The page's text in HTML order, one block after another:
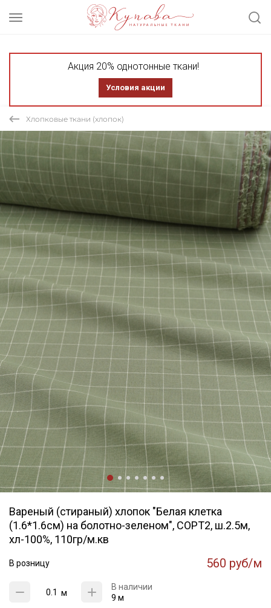
Акция 20% однотонные ткани!
Условия акции
Хлопковые ткани (хлопок)
Вареный (стираный) хлопок "Белая клетка
(1.6*1.6см) на болотно-зеленом", СОРТ2, ш.2.5м,
хл-100%, 110гр/м.кв
В розницу 560 руб/м
м
В наличии
9 м